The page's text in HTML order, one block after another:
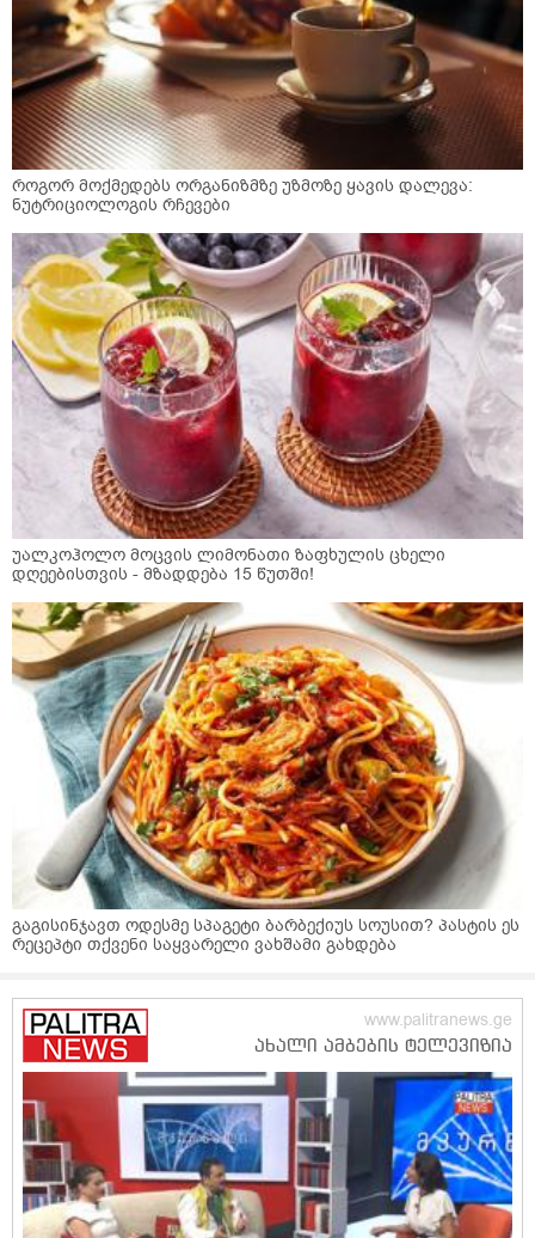
როგორ მოქმედებს ორგანიზმზე უზმოზე ყავის დალევა:
ნუტრიციოლოგის რჩევები
უალკოჰოლო მოცვის ლიმონათი ზაფხულის ცხელი
დღეებისთვის - მზადდება 15 წუთში!
გაგისინჯავთ ოდესმე სპაგეტი ბარბექიუს სოუსით? პასტის ეს
რეცეპტი თქვენი საყვარელი ვახშამი გახდება